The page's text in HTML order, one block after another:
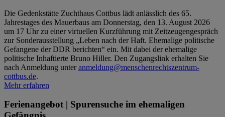
Die Gedenkstätte Zuchthaus Cottbus lädt anlässlich des 65.
Jahrestages des Mauerbaus am Donnerstag, den 13. August 2026
um 17 Uhr zu einer virtuellen Kurzführung mit Zeitzeugengespräch
zur Sonderausstellung „Leben nach der Haft. Ehemalige politische
Gefangene der DDR berichten“ ein. Mit dabei der ehemalige
politische Inhaftierte Bruno Hiller. Den Zugangslink erhalten Sie
nach Anmeldung unteranmeldung@menschenrechtszentrum-
cottbus.de.
Mehr erfahren
Ferienangebot | Spurensuche im ehemaligen